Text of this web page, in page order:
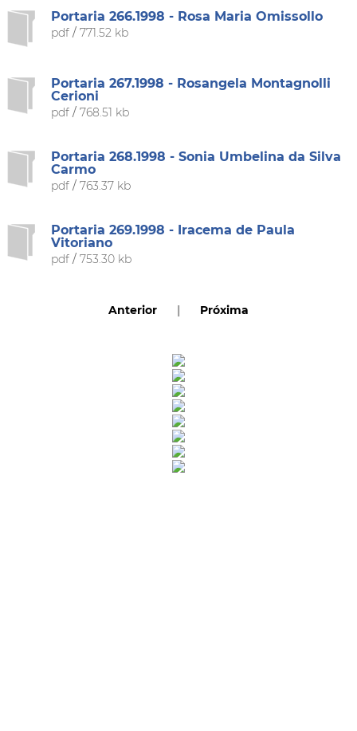
Portaria 266.1998 - Rosa Maria Omissollo
pdf/ 771.52 kb
Portaria 267.1998 - Rosangela Montagnolli
Cerioni
pdf/ 768.51 kb
Portaria 268.1998 - Sonia Umbelina da Silva
Carmo
pdf/ 763.37 kb
Portaria 269.1998 - Iracema de Paula
Vitoriano
pdf/ 753.30 kb
Anterior | Próxima